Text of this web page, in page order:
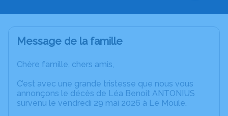
Message de la famille
Chère famille, chers amis,
C’est avec une grande tristesse que nous vous
annonçons le décès de Léa Benoit ANTONIUS
survenu le vendredi 29 mai 2026 à Le Moule.